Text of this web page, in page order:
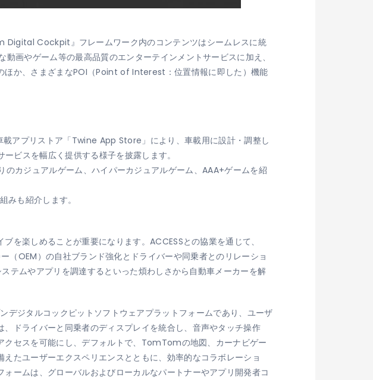
Cockpit』フレームワーク内のコンテンツはシームレスに統
画やゲーム等の最高品質のエンターテインメントサービスに加え、
ほか、さまざまなPOI（Point of Interest：位置情報に即した）機能
アプリストア「Twine App Store」により、車載用に設計・調整し
ビスを幅広く提供する様子を披露します。
カジュアルゲーム、ハイパーカジュアルゲーム、AAA+ゲームを紹
みも紹介します。
を楽しめることが重要になります。ACCESSとの協業を通じて、
OEM）の自社ブランド強化とドライバーや同乗者とのリレーショ
テムやアプリを調達するといった煩わしさから自動車メーカーを解
ジタルコックピットソフトウェアプラットフォームであり、ユーザ
ドライバーと同乗者のディスプレイを統合し、音声やタッチ操作
クセスを可能にし、デフォルトで、TomTomの地図、カーナビゲー
たユーザーエクスペリエンスとともに、効率的なコラボレーショ
ームは、グローバルおよびローカルなパートナーやアプリ開発者コ